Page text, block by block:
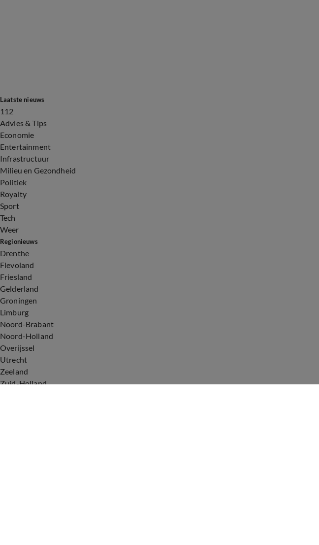
Laatste nieuws
112
Advies & Tips
Economie
Entertainment
Infrastructuur
Milieu en Gezondheid
Politiek
Royalty
Sport
Tech
Weer
Regionieuws
Drenthe
Flevoland
Friesland
Gelderland
Groningen
Limburg
Noord-Brabant
Noord-Holland
Overijssel
Utrecht
Zeeland
Zuid-Holland